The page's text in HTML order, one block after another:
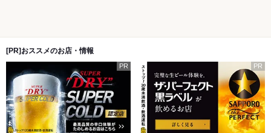
[PR]おススメのお店・情報
PR PR